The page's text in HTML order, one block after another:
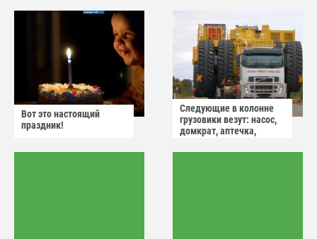
Вот это настоящий
праздник!
Следующие в колонне
грузовики везут: насос,
домкрат, аптечка,